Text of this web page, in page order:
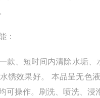
：
、短时间内清除水垢、
锈效果好。 本品呈无色
可操作。刷洗、喷洗、浸